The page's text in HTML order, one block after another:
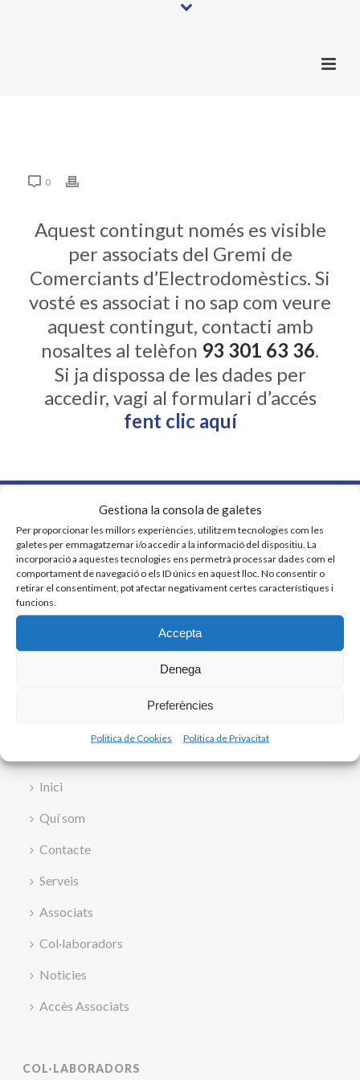
Gestiona la consola de galetes
Per proporcionar les millors experiències, utilitzem tecnologies com les
galetes per emmagatzemar i/o accedir a la informació del dispositiu. La
incorporació a aquestes tecnologies ens permetrà processar dades com el
comportament de navegació o els ID únics en aquest lloc. No consentir o
retirar el consentiment, pot afectar negativament certes característiques i
funcions.
Accepta
Denega
Preferències
Politica de Cookies Política de Privacitat
0
Aquest contingut només es visible
per associats del Gremi de
Comerciants d’Electrodomèstics. Si
vosté es associat i no sap com veure
aquest contingut, contacti amb
nosaltes al telèfon 93 301 63 36.
Si ja dispossa de les dades per
accedir, vagi al formulari d’accés
fent clic aquí
GREMI DE COMERCIANTS D’ELECTRODOMÈSTICS
93 301 63 36 - 619 664 398
ace@gremielectrodomestics.cat
Inici
Quí som
Contacte
Serveis
Associats
Col·laboradors
Noticies
Accès Associats
COL·LABORADORS